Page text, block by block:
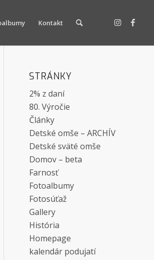
Kontakt
STRÁNKY
2% z daní
80. Výročie
Články
Detské omše – ARCHÍV
Detské sväté omše
Domov – beta
Farnosť
Fotoalbumy
Fotosúťaž
Gallery
História
Homepage
kalendár podujatí